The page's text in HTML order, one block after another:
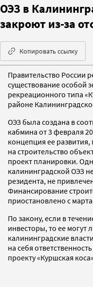
ОЭЗ в
закроют из-за
Копировать ссылку
Правительство России
существование особой
рекреационного типа
районе
ОЭЗ была создана в
кабмина от 3 февраля
концепция ее
на строительство
проект планировки.
калининградской ОЭЗ
резидента, не
Финансирование
приостановлено с
По закону, если в
инвесторы, то ее могут
калининградские
на себя
проекту «Куршская